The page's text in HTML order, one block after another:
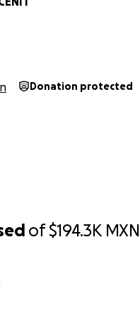
of$194.3K MXN
Donation protected